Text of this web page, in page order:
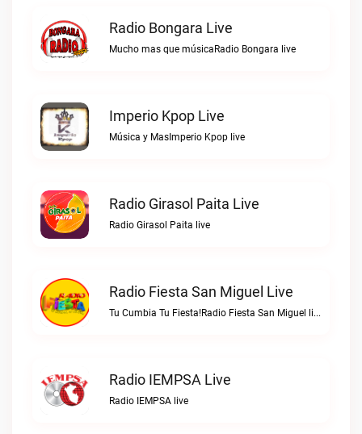
Radio Bongara Live
Mucho mas que músicaRadio Bongara live
Imperio Kpop Live
Música y MasImperio Kpop live
Radio Girasol Paita Live
Radio Girasol Paita live
Radio Fiesta San Miguel Live
Tu Cumbia Tu Fiesta!Radio Fiesta San Miguel live
Radio IEMPSA Live
Radio IEMPSA live